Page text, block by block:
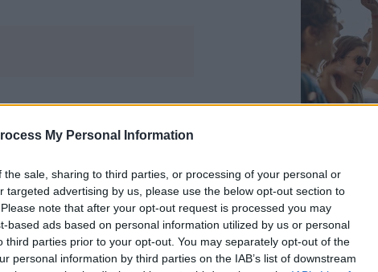
My Personal Information
the sale, sharing to third parties, or processing of your personal or
targeted advertising by us, please use the below opt-out section to
note that after your opt-out request is processed you may
based ads based on personal information utilized by us or personal
third parties prior to your opt-out. You may separately opt-out of the
personal information by third parties on the IAB’s list of downstream
1998, 2010, 2022
és támogatásban gazdag
fogja, de a fontos
együtt töltött időt.
légy
meg.